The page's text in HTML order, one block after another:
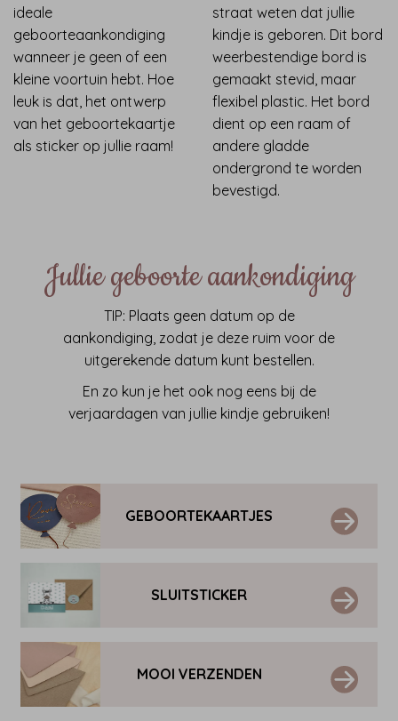
ideale
geboorteaankondiging
wanneer je geen of een
kleine voortuin hebt. Hoe
leuk is dat, het ontwerp
van het geboortekaartje
als sticker op jullie raam!
straat weten dat jullie
kindje is geboren. Dit bord
weerbestendige bord is
gemaakt stevid, maar
flexibel plastic. Het bord
dient op een raam of
andere gladde
ondergrond te worden
bevestigd.
Jullie geboorte aankondiging
TIP: Plaats geen datum op de
aankondiging, zodat je deze ruim voor de
uitgerekende datum kunt bestellen.
En zo kun je het ook nog eens bij de
verjaardagen van jullie kindje gebruiken!
GEBOORTEKAARTJES
SLUITSTICKER
MOOI VERZENDEN